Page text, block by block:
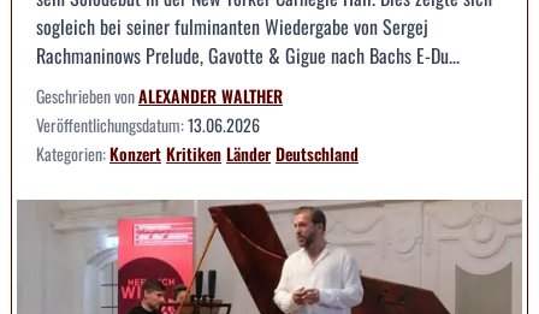
sogleich bei seiner fulminanten Wiedergabe von Sergej
Rachmaninows Prelude, Gavotte & Gigue nach Bachs E-Du...
Geschrieben vonALEXANDER WALTHER
Veröffentlichungsdatum:13.06.2026
Kategorien:KonzertKritikenLänderDeutschland